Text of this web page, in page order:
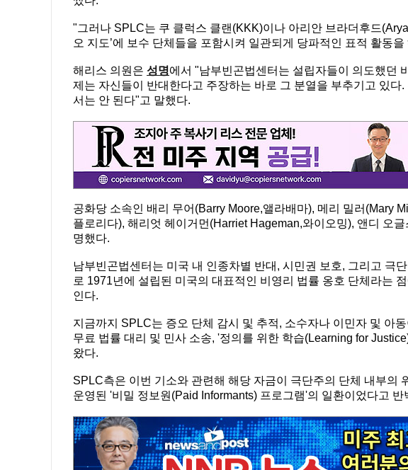
"그러나 SPLC는 쿠 클럭스 클랜(KKK)이나 아리안 브라더후드
오 지도’에 보수 단체들을 포함시켜 일관되게 당파적인 표적 활동
해리스 의원은 성명에서 "남부빈곤법센터는 설립자들이 의도했던
제는 자신들이 반대한다고 주장하는 바로 그 분열을 부추기고 있
서는 안 된다"고 말했다.
공화당 소속인 배리 무어(Barry Moore,앨라배마), 메리 밀러(Mary
플로리다), 해리엇 헤이거먼(Harriet Hageman,와이오밍), 앤디 오
명했다.
남부빈곤법센터는 미국 내 인종차별 반대, 시민권 보호, 그리고 극
로 1971년에 설립된 미국의 대표적인 비영리 법률 옹호 단체라는
인다.
지금까지 SPLC는 증오 단체 감시 및 추적, 소수자나 이민자 및 아
무료 법률 대리 및 민사 소송, '정의를 위한 학습(Learning for
왔다.
SPLC측은 이번 기소와 관련해 해당 자금이 극단주의 단체 내부의
운영된 '비밀 정보원(Paid Informants) 프로그램'의 일환이었다고 반